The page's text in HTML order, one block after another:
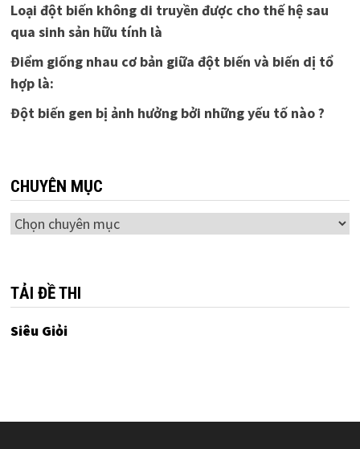
Loại đột biến không di truyền được cho thế hệ sau
qua sinh sản hữu tính là
Điểm giống nhau cơ bản giữa đột biến và biến dị tổ
hợp là:
Đột biến gen bị ảnh hưởng bởi những yếu tố nào ?
CHUYÊN MỤC
Chuyên
TẢI ĐỀ THI
Siêu Giỏi